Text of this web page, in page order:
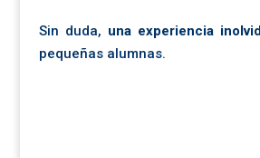
Sin duda, una experiencia
pequeñas alumnas.